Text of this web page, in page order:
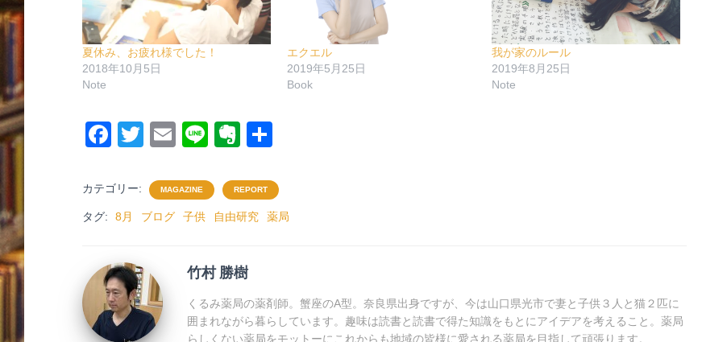
夏休み、お疲れ様でした！
2018年10月5日
Note
エクエル
2019年5月25日
Book
我が家のルール
2019年8月25日
Note
F
c
e
o
o
k
T
tt
er
E
ail
Li
e
E
er
n
e
カテゴリー: MAGAZINE REPORT
タグ: 8月 ブログ 子供 自由研究 薬局
竹村 勝樹
くるみ薬局の薬剤師。蟹座のA型。奈良県出身ですが、今は山口県光市で妻と子供３人と猫２匹に
囲まれながら暮らしています。趣味は読書と読書で得た知識をもとにアイデアを考えること。薬局
らしくない薬局をモットーにこれからも地域の皆様に愛される薬局を目指して頑張ります。